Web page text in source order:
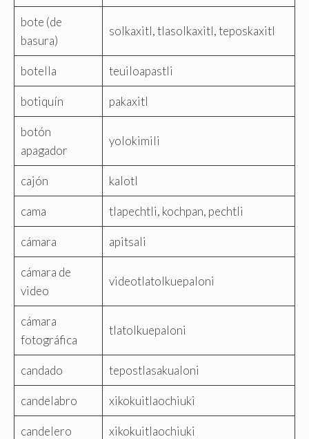
bote (de
basura)
solkaxitl, tlasolkaxitl, teposkaxitl
botella teuiloapastli
botiquín pakaxitl
botón
apagador
yolokimili
cajón kalotl
cama tlapechtli, kochpan, pechtli
cámara apitsali
cámara de
video
videotlatolkuepaloni
cámara
fotográfica
tlatolkuepaloni
candado tepostlasakualoni
candelabro xikokuitlaochiuki
candelero xikokuitlaochiuki